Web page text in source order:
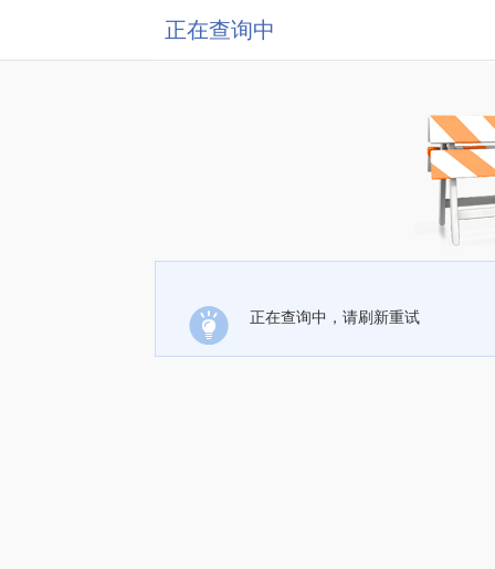
正在查询中
正在查询中，请刷新重试